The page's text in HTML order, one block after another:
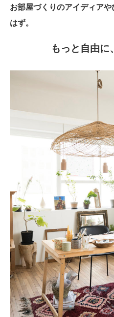
お部屋づくりのアイディア
はず。
もっと自由に